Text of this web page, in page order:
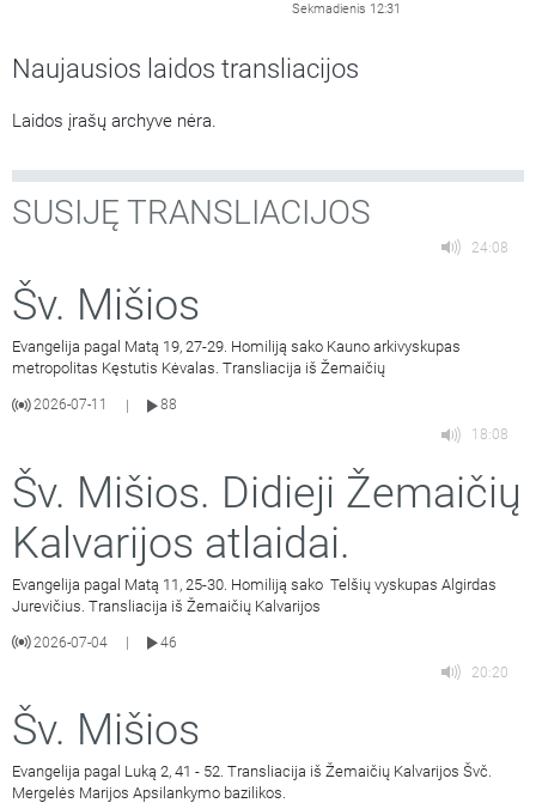
Sekmadienis 12:31
Naujausios laidos transliacijos
Laidos įrašų archyve nėra.
SUSIJĘ TRANSLIACIJOS
24:08
Šv. Mišios
Evangelija pagal Matą 19, 27-29. Homiliją sako Kauno arkivyskupas
metropolitas Kęstutis Kėvalas. Transliacija iš Žemaičių
2026-07-11
88
18:08
Šv. Mišios. Didieji Žemaičių
Kalvarijos atlaidai.
Evangelija pagal Matą 11, 25-30. Homiliją sako Telšių vyskupas Algirdas
Jurevičius. Transliacija iš Žemaičių Kalvarijos
2026-07-04
46
20:20
Šv. Mišios
Evangelija pagal Luką 2, 41 - 52. Transliacija iš Žemaičių Kalvarijos Švč.
Mergelės Marijos Apsilankymo bazilikos.